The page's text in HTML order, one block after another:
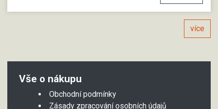
více
Vše o nákupu
Obchodní podmínky
Zásady zpracování osobních údajů